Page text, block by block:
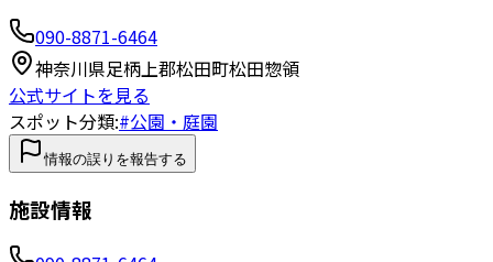
090-8871-6464
神奈川県足柄上郡松田町松田惣領
公式サイトを見る
スポット分類:#公園・庭園
情報の誤りを報告する
施設情報